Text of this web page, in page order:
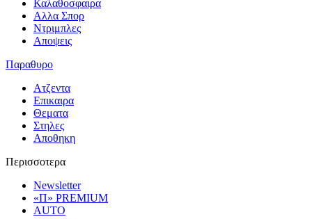
Καλαθοσφαιρα
Αλλα Σπορ
Ντριμπλες
Αποψεις
Παραθυρο
Ατζεντα
Επικαιρα
Θεματα
Στηλες
Αποθηκη
Περισσοτερα
Newsletter
«Π» PREMIUM
AUTO